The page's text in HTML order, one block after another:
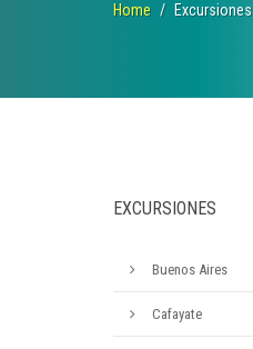
Home Excursiones
EXCURSIONES
Buenos Aires
Cafayate